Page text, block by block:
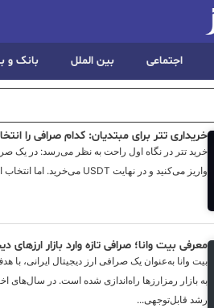
اجتماعی بین الملل بانک و
خریداری تتر برای مبتدیان: کدام صرافی را
خرید تتر در نگاه اول راحت به نظر می‌رسد: در یک
واریز می‌کنید و در نهایت USDT می‌خرید. اما انتخاب اشتباه صرافی می‌تواند هم...
معرفی بیت ‌وانا؛ صرافی تازه وارد بازار ارزهای
بیت‌ وانا به‌عنوان یک صرافی ارز دیجیتال ایرانی،
به بازار رمزارزها راه‌اندازی شده است. در سال‌های
رشد قابل‌توجهی...